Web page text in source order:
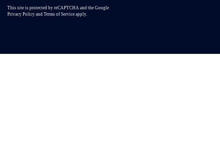
This site is protected by reCAPTCHA and the Google
Privacy Policy and Terms of Service apply.